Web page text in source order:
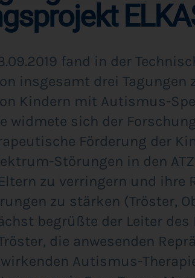
fand in der
ins­ge­samt drei
Kin­dern mit Autis­mus-
wid­me­te sich der
För­de­rung der
Stö­run­gen in den
zu ver­rin­gern und ihre
zu stär­ken (Trös­ter,
begrüß­te der Lei­ter
die anwe­sen­den
Autis­mus-